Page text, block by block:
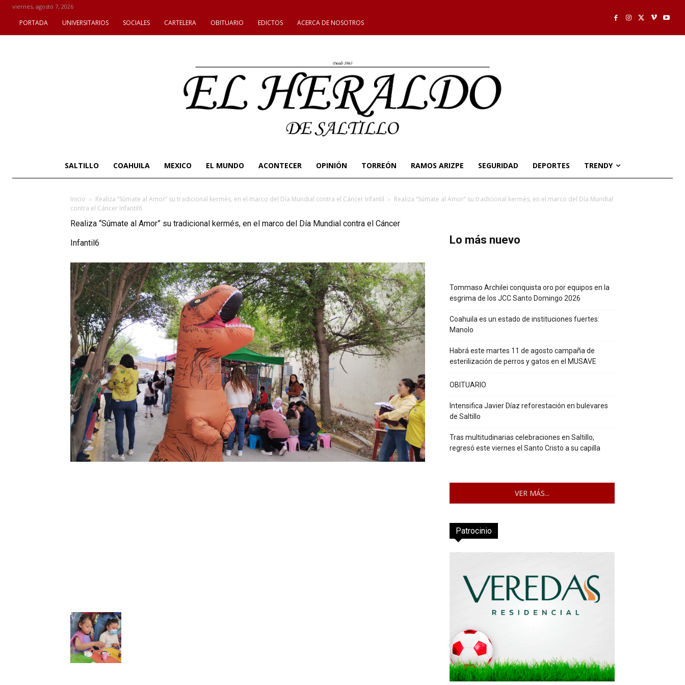
viernes, agosto 7, 2026
PORTADA UNIVERSITARIOS SOCIALES CARTELERA OBITUARIO EDICTOS ACERCA DE NOSOTROS
SALTILLO COAHUILA MEXICO EL MUNDO ACONTECER OPINIÓN TORREÓN RAMOS ARIZPE SEGURIDAD DEPORTES TRENDY
Inicio Realiza “Súmate al Amor” su tradicional kermés, en el marco del Día Mundial contra el Cáncer Infantil
Realiza “Súmate al Amor” su tradicional kermés, en el marco del Día Mundial
contra el Cáncer Infantil6
Realiza “Súmate al Amor” su tradicional kermés, en el marco del Día Mundial contra el Cáncer
Infantil6
Lo más nuevo
Tommaso Archilei conquista oro por equipos en la
esgrima de los JCC Santo Domingo 2026
Coahuila es un estado de instituciones fuertes:
Manolo
Habrá este martes 11 de agosto campaña de
esterilización de perros y gatos en el MUSAVE
OBITUARIO
Intensifica Javier Díaz reforestación en bulevares
de Saltillo
Tras multitudinarias celebraciones en Saltillo,
regresó este viernes el Santo Cristo a su capilla
VER MÁS...
Patrocinio